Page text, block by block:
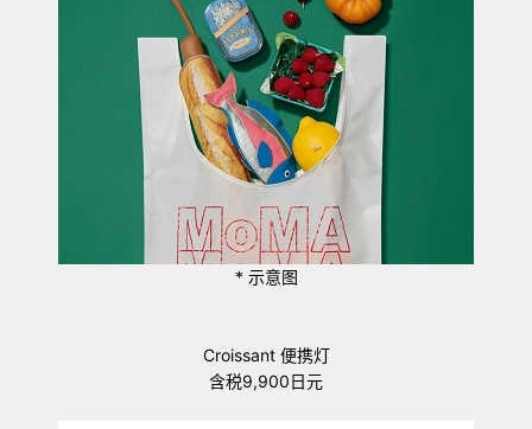
* 示意图
Croissant 便携灯
含税9,900日元